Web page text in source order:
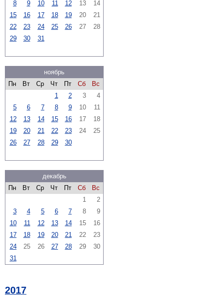
8 9 10 11 12 13
14
15
16 17 18 19 20
21
22
23 24 25 26 27
28
29
30 31
ноябрь
Пн
Вт Ср Чт Пт Сб
Вс
1
2 3
4
5
6 7 8 9 10
11
12
13 14 15 16 17
18
19
20 21 22 23 24
25
26
27 28 29 30
декабрь
Пн
Вт Ср Чт Пт Сб
Вс
1
2
3
4 5 6 7 8
9
10
11 12 13 14 15
16
17
18 19 20 21 22
23
24
25 26 27 28 29
30
31
2017